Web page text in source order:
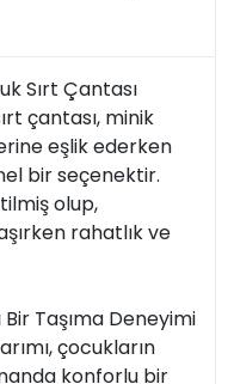
Sırt Çantası
çantası, minik
eşlik ederken
bir seçenektir.
olup,
rahatlık ve
Bir Taşıma Deneyimi
çocukların
konforlu bir